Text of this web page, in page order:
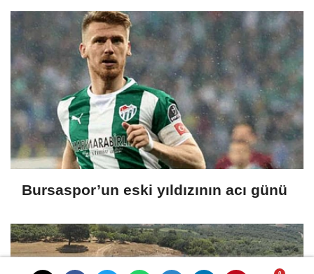
Bursaspor’un eski yıldızının acı günü